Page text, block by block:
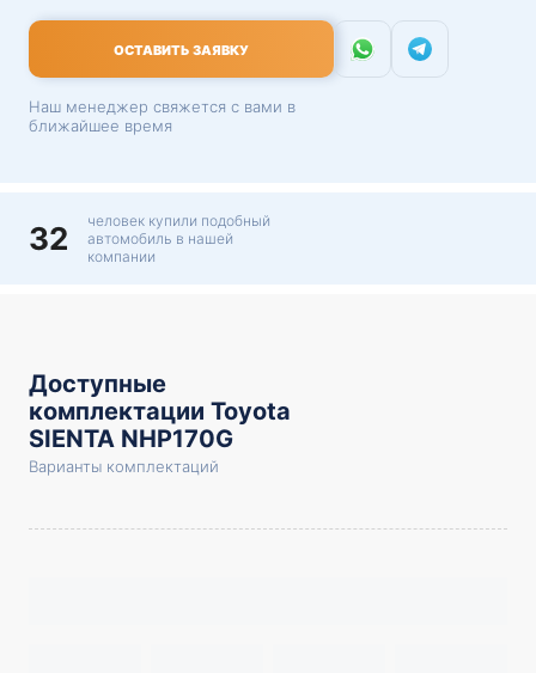
ОСТАВИТЬ ЗАЯВКУ
Наш менеджер свяжется с вами в
ближайшее время
32
человек купили подобный
автомобиль в нашей
компании
Доступные
комплектации Toyota
SIENTA NHP170G
Варианты комплектаций